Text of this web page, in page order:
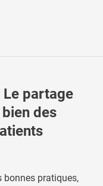
Le partage
des
bonnes pratiques,